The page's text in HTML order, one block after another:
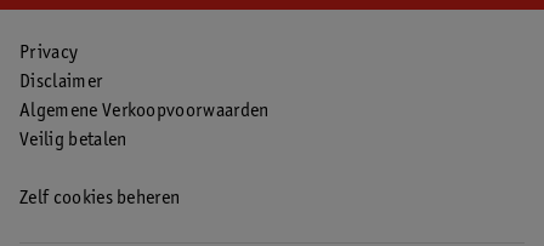
Privacy
Disclaimer
Algemene Verkoopvoorwaarden
Veilig betalen
Zelf cookies beheren